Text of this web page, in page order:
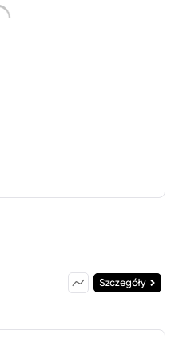
Szczegóły